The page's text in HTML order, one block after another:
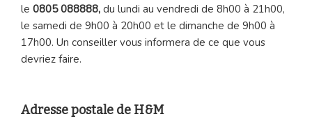
le 0805 088888, du lundi au vendredi de 8h00 à 21h00,
le samedi de 9h00 à 20h00 et le dimanche de 9h00 à
17h00. Un conseiller vous informera de ce que vous
devriez faire.
Adresse postale de H&M